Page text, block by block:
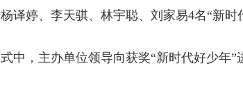
译婷、李天骐、林宇聪、刘家易4名“新
中，主办单位领导向获奖“新时代好少年”